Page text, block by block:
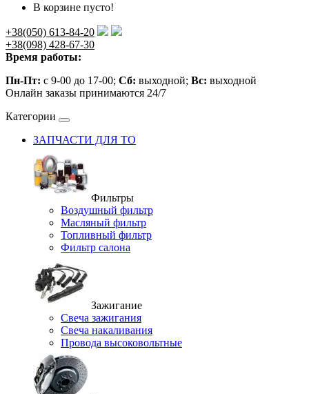
В корзине пусто!
+38(050) 613-84-20
+38(098) 428-67-30
Время работы:
Пн-Пт: с 9-00 до 17-00; Сб: выходной; Вс: выходной
Онлайн заказы принимаются 24/7
Категории
ЗАПЧАСТИ ДЛЯ ТО
Фильтры
Воздушный фильтр
Масляный фильтр
Топливный фильтр
Фильтр салона
Зажигание
Свеча зажигания
Свеча накаливания
Провода высоковольтные